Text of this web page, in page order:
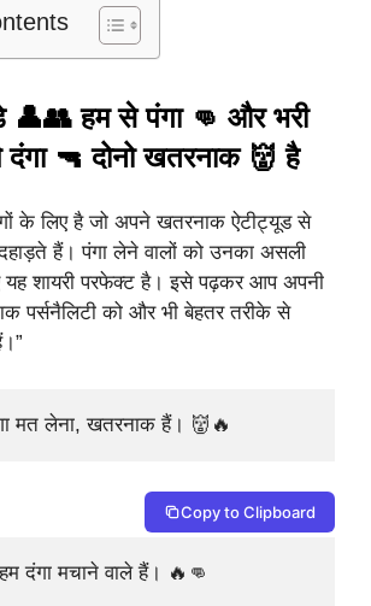
👤👥 हम से पंगा 👊 और भरी
🔫 दोनो खतरनाक 👹 है
के लिए है जो अपने खतरनाक ऐटीट्यूड से
हैं। पंगा लेने वालों को उनका असली
यह शायरी परफेक्ट है। इसे पढ़कर आप अपनी
पर्सनैलिटी को और भी बेहतर तरीके से
मत लेना, खतरनाक हैं। 👹🔥
Copy to Clipboard
दंगा मचाने वाले हैं। 🔥👊